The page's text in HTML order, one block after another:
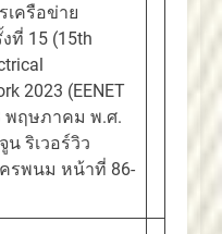
เครือข่าย
ที่ 15 (15th
2023 (EENET
พฤษภาคม พ.ศ.
น ริเวอร์วิว
รพนม หน้าที่ 86-